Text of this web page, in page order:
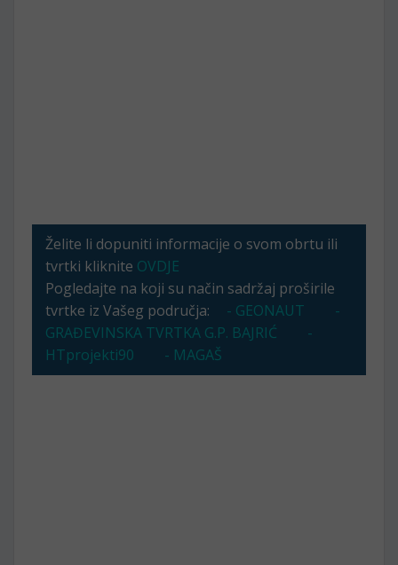
Želite li dopuniti informacije o svom obrtu ili
tvrtki kliknite OVDJE
Pogledajte na koji su način sadržaj proširile
tvrtke iz Vašeg područja:
- GEONAUT
-
GRAĐEVINSKA TVRTKA G.P. BAJRIĆ
-
HTprojekti90
- MAGAŠ